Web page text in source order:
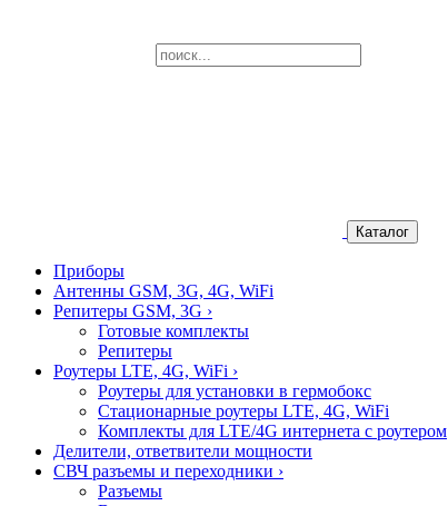
Каталог
Приборы
Антенны GSM, 3G, 4G, WiFi
Репитеры GSM, 3G ›
Готовые комплекты
Репитеры
Роутеры LTE, 4G, WiFi ›
Роутеры для установки в гермобокс
Стационарные роутеры LTE, 4G, WiFi
Комплекты для LTE/4G интернета с роутером
Делители, ответвители мощности
СВЧ разъемы и переходники ›
Разъемы